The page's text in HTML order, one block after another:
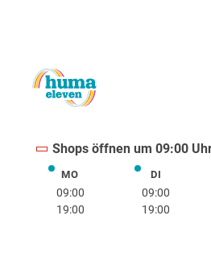
Shops öffnen um 09:00
MOMontag
09:00
19:00
DIDienstag
09:00
19:00